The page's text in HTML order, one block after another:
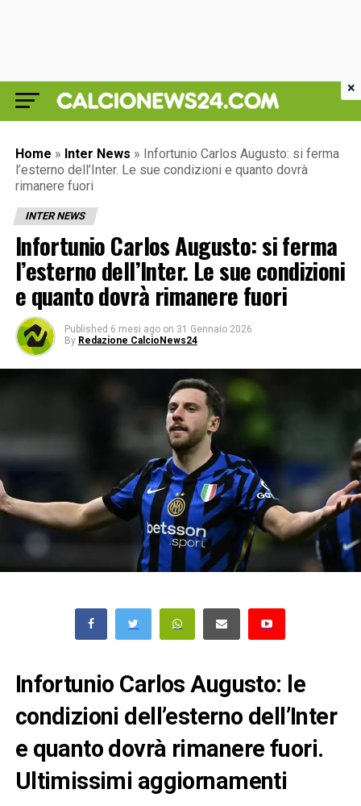
Home » Inter News » Infortunio Carlos Augusto: si ferma
l’esterno dell’Inter. Le sue condizioni e quanto dovrà
rimanere fuori
INTER NEWS
Infortunio Carlos Augusto: si ferma
l’esterno dell’Inter. Le sue condizioni
e quanto dovrà rimanere fuori
Published 6 mesi ago on 31 Gennaio 2026
By Redazione CalcioNews24
Infortunio Carlos Augusto: le
condizioni dell’esterno dell’Inter
e quanto dovrà rimanere fuori.
Ultimissimi aggiornamenti
×